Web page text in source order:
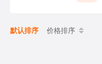
默认排序 价格排序